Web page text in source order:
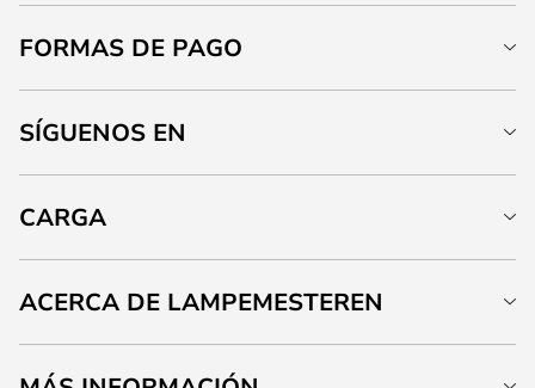
FORMAS DE PAGO
SÍGUENOS EN
CARGA
ACERCA DE LAMPEMESTEREN